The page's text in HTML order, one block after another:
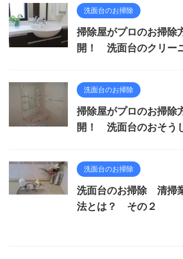
洗面台のお掃除
掃除屋がプロのお掃除
開！ 洗面台のクリー
洗面台のお掃除
掃除屋がプロのお掃除
開！ 洗面台のおそう
洗面台のお掃除
洗面台のお掃除 清掃
法とは？ その２